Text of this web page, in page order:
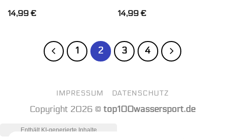
14,99 €
14,99 €
1 2 3 4
IMPRESSUM DATENSCHUTZ
Copyright 2026 © top100wassersport.de